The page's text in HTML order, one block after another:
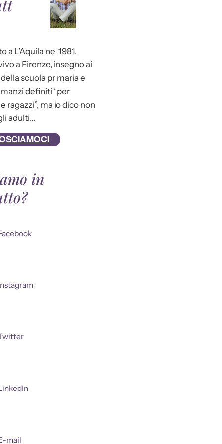
a L’Aquila nel 1981.
a Firenze, insegno ai
scuola primaria e
definiti “per
ragazzi”, ma io dico non
adulti…
in
mail